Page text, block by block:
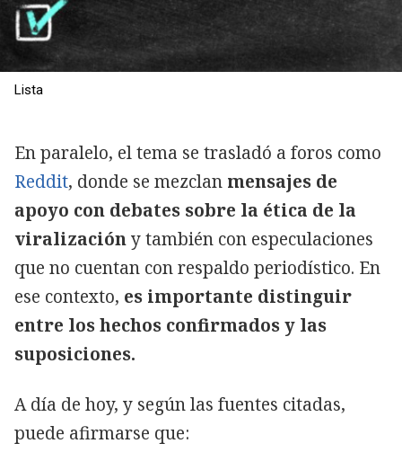
Lista
En paralelo, el tema se trasladó a foros como
Reddit, donde se mezclan mensajes de
apoyo con debates sobre la ética de la
viralizacióny también con especulaciones
que no cuentan con respaldo periodístico. En
ese contexto, es importante distinguir
entre los hechos confirmados y las
suposiciones.
A día de hoy, y según las fuentes citadas,
puede afirmarse que: